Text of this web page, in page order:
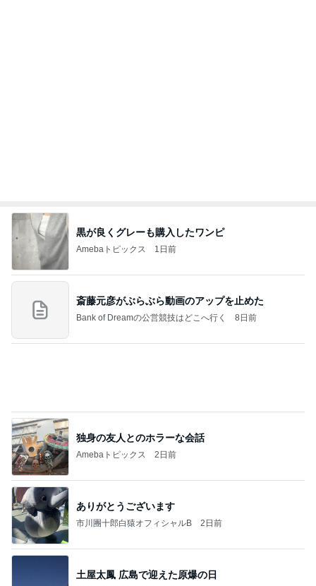
黒が良くグレーも購入したワンピ
Amebaトピックス 1日前
斎藤元彦がぶらぶら動画のアップを止めた
Bank of Dreamの公営競技はどこへ行く 8日前
独身の友人とのホラーな会話
Amebaトピックス 2日前
ありがとうございます
市川團十郎白猿オフィシャルB 2日前
土屋太鳳 広島で迎えた原爆の日